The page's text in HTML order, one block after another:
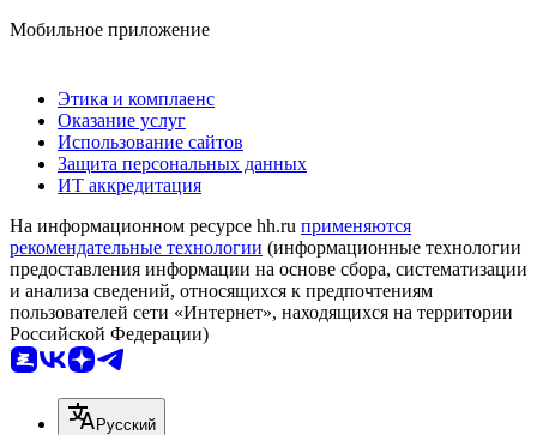
Мобильное приложение
Этика и комплаенс
Оказание услуг
Использование сайтов
Защита персональных данных
ИТ аккредитация
На информационном ресурсе hh.ru применяются
рекомендательные технологии (информационные технологии
предоставления информации на основе сбора, систематизации
и анализа сведений, относящихся к предпочтениям
пользователей сети «Интернет», находящихся на территории
Российской Федерации)
Русский